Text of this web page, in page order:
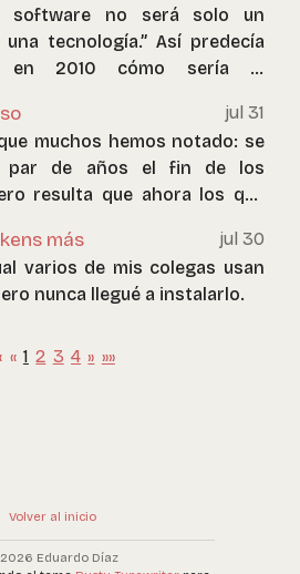
software no será solo un
tecnología.” Así predecía
en 2010 cómo sería la
jul 31
muchos hemos notado: se
par de años el fin de los
resulta que ahora los que
más
jul 30
varios de mis colegas usan
nunca llegué a instalarlo.
« 1 2 3 4 » »»
Volver al inicio
Eduardo Díaz